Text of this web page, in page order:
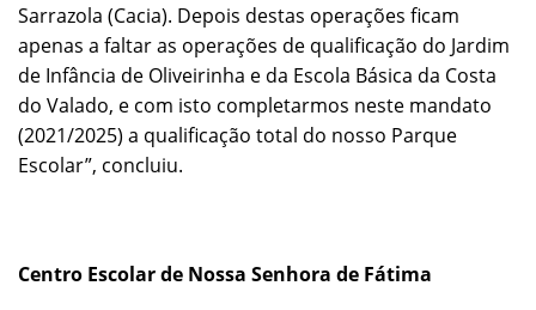
Sarrazola (Cacia). Depois destas operações ficam
apenas a faltar as operações de qualificação do Jardim
de Infância de Oliveirinha e da Escola Básica da Costa
do Valado, e com isto completarmos neste mandato
(2021/2025) a qualificação total do nosso Parque
Escolar”, concluiu.
Centro Escolar de Nossa Senhora de Fátima